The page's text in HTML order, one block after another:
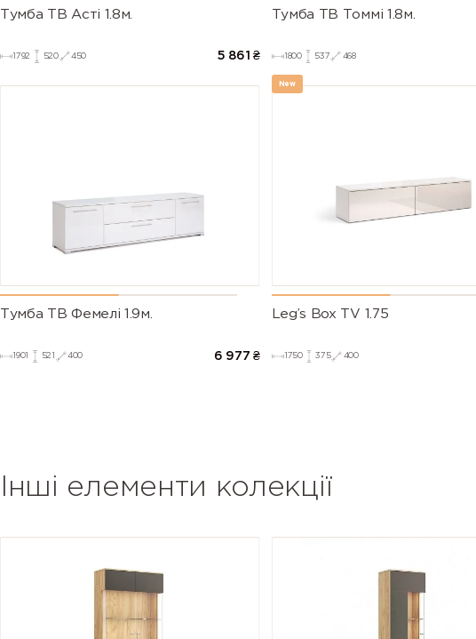
Тумба ТВ Асті 1.8м.
1792 520 450 5 861 ₴
Тумба ТВ Томмі 1.8м.
1800 537 468
Тумба ТВ Фемелі 1.9м.
1901 521 400 6 977 ₴
New
Leg’s Box TV 1.75
1750 375 400
Інші елементи колекції